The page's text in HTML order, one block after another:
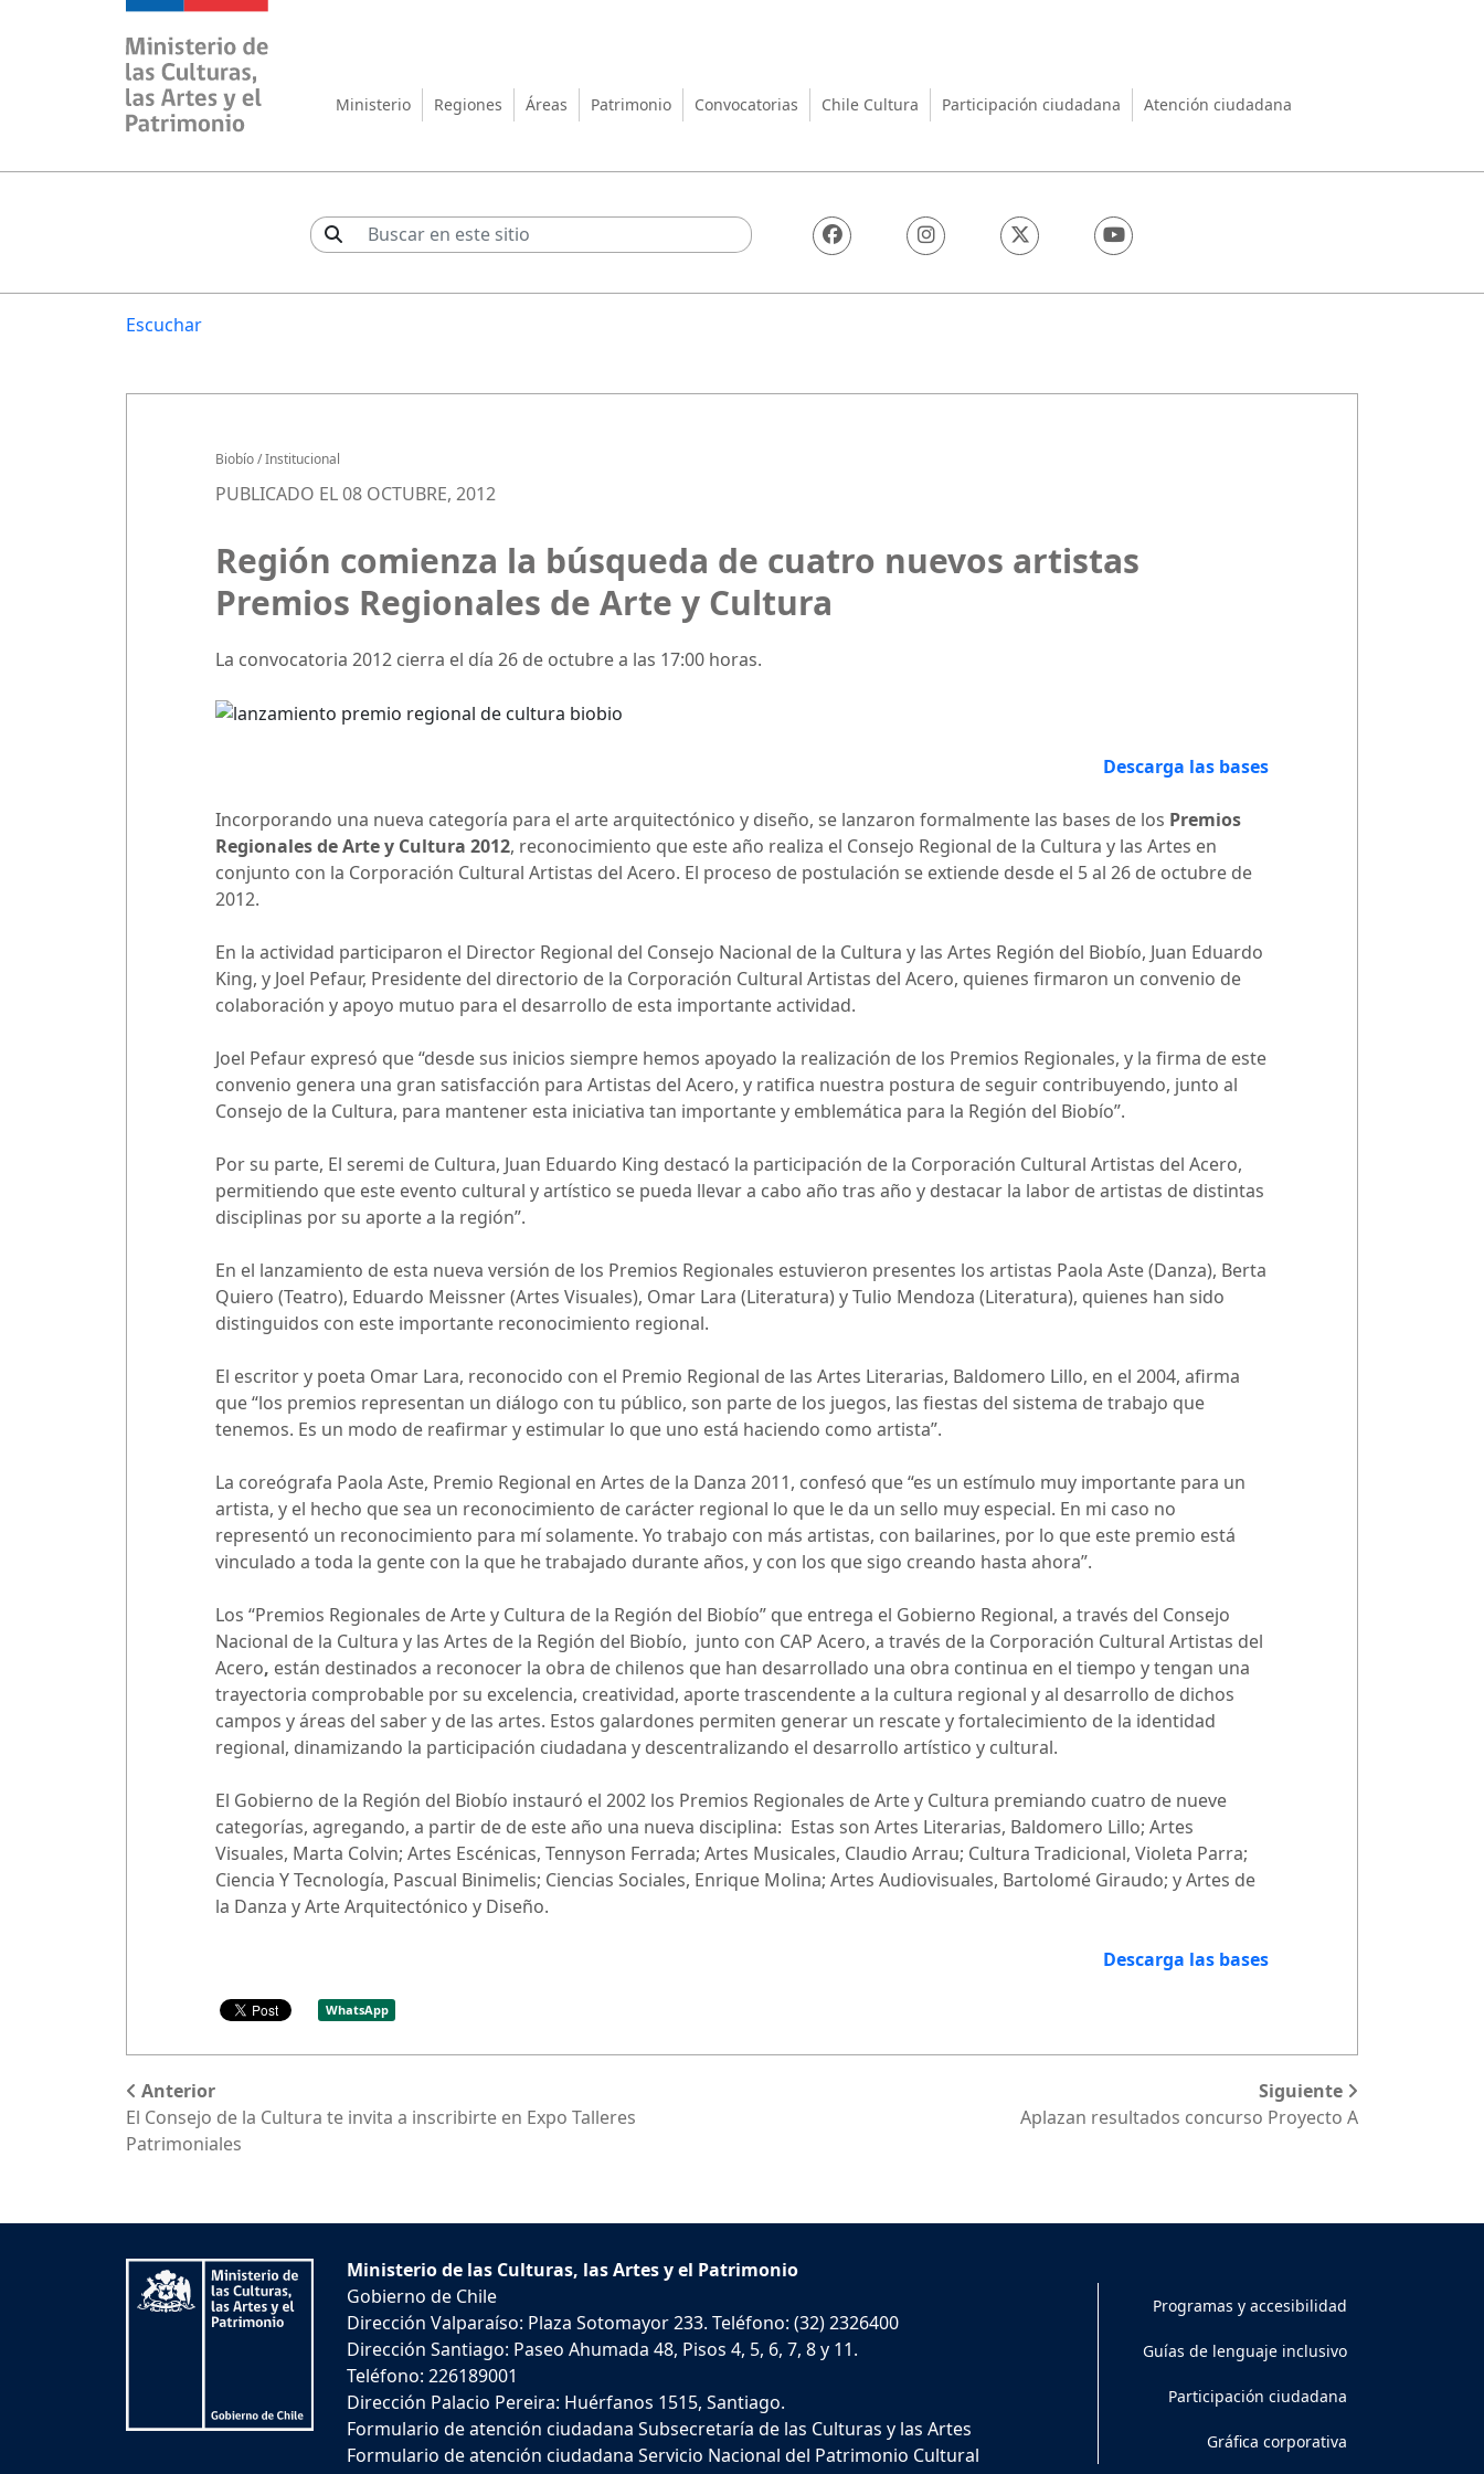
Ministerio de las Culturas, las Artes y el Patrimonio
Ministerio Regiones Áreas Patrimonio Convocatorias Chile Cultura Participación ciudadana Atención ciudadana
Escuchar
Biobío/Institucional
PUBLICADO EL 08 OCTUBRE, 2012
Región comienza la búsqueda de cuatro nuevos artistas
Premios Regionales de Arte y Cultura
La convocatoria 2012 cierra el día 26 de octubre a las 17:00 horas.
Descarga las bases
Incorporando una nueva categoría para el arte arquitectónico y diseño, se lanzaron formalmente las bases de los Premios
Regionales de Arte y Cultura 2012, reconocimiento que este año realiza el Consejo Regional de la Cultura y las Artes en
conjunto con la Corporación Cultural Artistas del Acero. El proceso de postulación se extiende desde el 5 al 26 de octubre de
2012.
En la actividad participaron el Director Regional del Consejo Nacional de la Cultura y las Artes Región del Biobío, Juan Eduardo
King, y Joel Pefaur, Presidente del directorio de la Corporación Cultural Artistas del Acero, quienes firmaron un convenio de
colaboración y apoyo mutuo para el desarrollo de esta importante actividad.
Joel Pefaur expresó que “desde sus inicios siempre hemos apoyado la realización de los Premios Regionales, y la firma de este
convenio genera una gran satisfacción para Artistas del Acero, y ratifica nuestra postura de seguir contribuyendo, junto al
Consejo de la Cultura, para mantener esta iniciativa tan importante y emblemática para la Región del Biobío”.
Por su parte, El seremi de Cultura, Juan Eduardo King destacó la participación de la Corporación Cultural Artistas del Acero,
permitiendo que este evento cultural y artístico se pueda llevar a cabo año tras año y destacar la labor de artistas de distintas
disciplinas por su aporte a la región”.
En el lanzamiento de esta nueva versión de los Premios Regionales estuvieron presentes los artistas Paola Aste (Danza), Berta
Quiero (Teatro), Eduardo Meissner (Artes Visuales), Omar Lara (Literatura) y Tulio Mendoza (Literatura), quienes han sido
distinguidos con este importante reconocimiento regional.
El escritor y poeta Omar Lara, reconocido con el Premio Regional de las Artes Literarias, Baldomero Lillo, en el 2004, afirma
que “los premios representan un diálogo con tu público, son parte de los juegos, las fiestas del sistema de trabajo que
tenemos. Es un modo de reafirmar y estimular lo que uno está haciendo como artista”.
La coreógrafa Paola Aste, Premio Regional en Artes de la Danza 2011, confesó que “es un estímulo muy importante para un
artista, y el hecho que sea un reconocimiento de carácter regional lo que le da un sello muy especial. En mi caso no
representó un reconocimiento para mí solamente. Yo trabajo con más artistas, con bailarines, por lo que este premio está
vinculado a toda la gente con la que he trabajado durante años, y con los que sigo creando hasta ahora”.
Los “Premios Regionales de Arte y Cultura de la Región del Biobío” que entrega el Gobierno Regional, a través del Consejo
Nacional de la Cultura y las Artes de la Región del Biobío, junto con CAP Acero, a través de la Corporación Cultural Artistas del
Acero, están destinados a reconocer la obra de chilenos que han desarrollado una obra continua en el tiempo y tengan una
trayectoria comprobable por su excelencia, creatividad, aporte trascendente a la cultura regional y al desarrollo de dichos
campos y áreas del saber y de las artes. Estos galardones permiten generar un rescate y fortalecimiento de la identidad
regional, dinamizando la participación ciudadana y descentralizando el desarrollo artístico y cultural.
El Gobierno de la Región del Biobío instauró el 2002 los Premios Regionales de Arte y Cultura premiando cuatro de nueve
categorías, agregando, a partir de de este año una nueva disciplina: Estas son Artes Literarias, Baldomero Lillo; Artes
Visuales, Marta Colvin; Artes Escénicas, Tennyson Ferrada; Artes Musicales, Claudio Arrau; Cultura Tradicional, Violeta Parra;
Ciencia Y Tecnología, Pascual Binimelis; Ciencias Sociales, Enrique Molina; Artes Audiovisuales, Bartolomé Giraudo; y Artes de
la Danza y Arte Arquitectónico y Diseño.
Descarga las bases
WhatsApp
Anterior
El Consejo de la Cultura te invita a inscribirte en Expo Talleres
Patrimoniales
Siguiente
Aplazan resultados concurso Proyecto A
Ministerio de las Culturas, las Artes y el Patrimonio
Gobierno de Chile
Dirección Valparaíso: Plaza Sotomayor 233. Teléfono: (32) 2326400
Dirección Santiago: Paseo Ahumada 48, Pisos 4, 5, 6, 7, 8 y 11.
Teléfono: 226189001
Dirección Palacio Pereira: Huérfanos 1515, Santiago.
Formulario de atención ciudadana Subsecretaría de las Culturas y las Artes
Formulario de atención ciudadana Servicio Nacional del Patrimonio Cultural
Programas y accesibilidad
Guías de lenguaje inclusivo
Participación ciudadana
Gráfica corporativa